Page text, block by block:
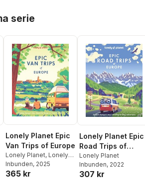
serie
röster:
Lonely Planet Epic
Van Trips of Europe
Lonely Planet, Lonely
Planet
Inbunden, 2025
365 kr
Lonely Planet Epic
Road Trips of
Europe
Lonely Planet
Inbunden, 2022
307 kr